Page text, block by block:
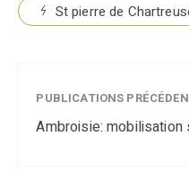
St pierre de
PUBLICATIONS
Ambroisie: